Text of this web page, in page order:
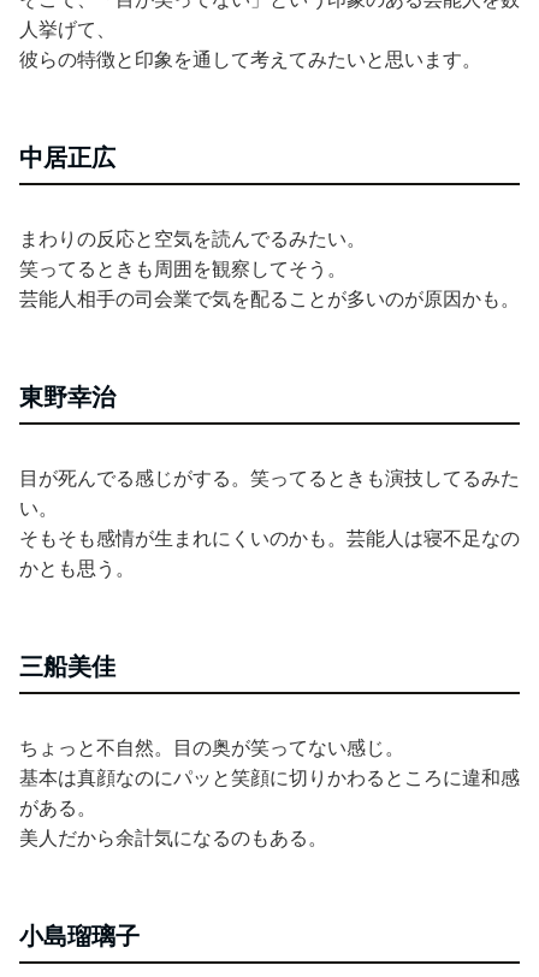
人挙げて、
彼らの特徴と印象を通して考えてみたいと思います。
中居正広
まわりの反応と空気を読んでるみたい。
笑ってるときも周囲を観察してそう。
芸能人相手の司会業で気を配ることが多いのが原因かも。
東野幸治
目が死んでる感じがする。笑ってるときも演技してるみた
い。
そもそも感情が生まれにくいのかも。芸能人は寝不足なの
かとも思う。
三船美佳
ちょっと不自然。目の奥が笑ってない感じ。
基本は真顔なのにパッと笑顔に切りかわるところに違和感
がある。
美人だから余計気になるのもある。
小島瑠璃子